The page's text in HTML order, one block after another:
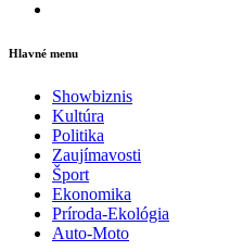
Hlavné menu
Showbiznis
Kultúra
Politika
Zaujímavosti
Šport
Ekonomika
Príroda-Ekológia
Auto-Moto